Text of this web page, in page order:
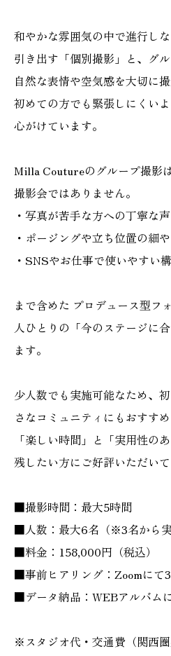
和やかな雰囲気の中で進行し
引き出す「個別撮影」と、グ
自然な表情や空気感を大切に撮
初めての方でも緊張しにくい
心がけています。
Milla Coutureのグループ撮影
撮影会ではありません。
・写真が苦手な方への丁寧な
・ポージングや立ち位置の細
・SNSやお仕事で使いやすい
まで含めた プロデュース型フ
人ひとりの「今のステージに
ます。
少人数でも実施可能なため、
さなコミュニティにもおすすめ
「楽しい時間」と「実用性の
残したい方にご好評いただいて
■撮影時間：最大5時間
■人数：最大6名（※3名から実
■料金：158,000円（税込）
■事前ヒアリング：Zoomにて
■データ納品：WEBアルバム
※スタジオ代・交通費（関西